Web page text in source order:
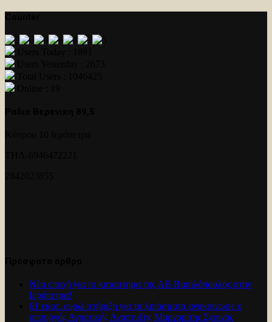
Νέα εποχή για το καταστημα της ΑΒ Βασιλόπουλος στην
Ιεράπετρα!
61 εκατ. ευρώ στήριξη για τα λιπάσματα ανακοίνωσε ο
υπουργός Αγροτικής Ανάπτυξης Μαργαρίτης Σχοινάς